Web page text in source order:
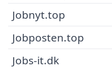
Jobnyt.top
Jobposten.top
Jobs-it.dk